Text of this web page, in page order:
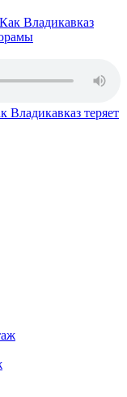
Владикавказ теряет